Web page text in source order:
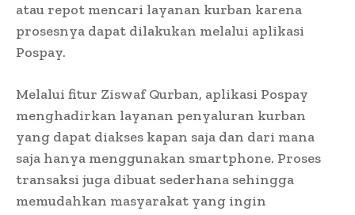
atau repot mencari layanan kurban karena
prosesnya dapat dilakukan melalui aplikasi
Pospay.
Melalui fitur Ziswaf Qurban, aplikasi Pospay
menghadirkan layanan penyaluran kurban
yang dapat diakses kapan saja dan dari mana
saja hanya menggunakan smartphone. Proses
transaksi juga dibuat sederhana sehingga
memudahkan masyarakat yang ingin